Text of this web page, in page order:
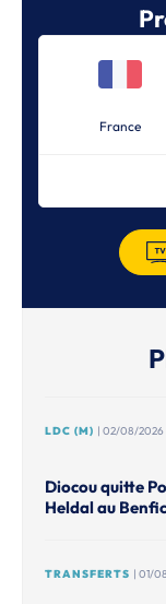
France
LDC (M) | 02/08/2026
Diocou quitte
Heldal au
TRANSFERTS | 01/